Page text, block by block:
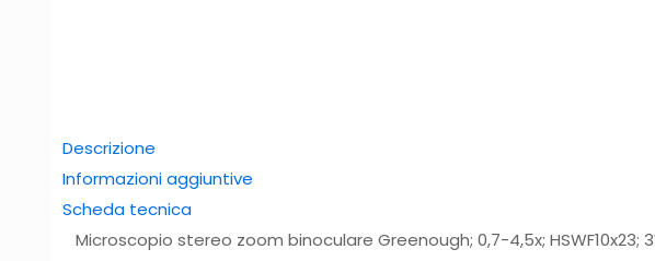
Descrizione
Informazioni aggiuntive
Scheda tecnica
Microscopio stereo zoom binoculare Greenough; 0,7-4,5x; HSWF10x23;